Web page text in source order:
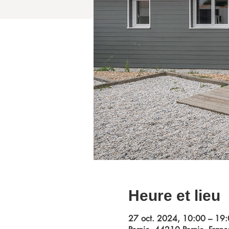
Heure et lieu
27 oct. 2024, 10:00 –